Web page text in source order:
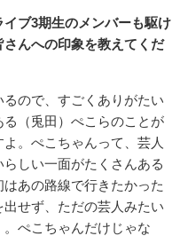
ブ3期生のメンバーも駆け
んへの印象を教えてくだ
ので、すごくありがたい
（兎田）ぺこらのことが
。ぺこちゃんって、芸人
しい一面がたくさんある
あの路線で行きたかった
せず、ただの芸人みたい
ぺこちゃんだけじゃな